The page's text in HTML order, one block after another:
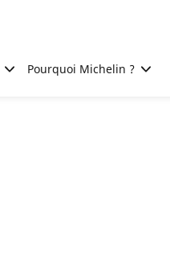
Pourquoi Michelin ?